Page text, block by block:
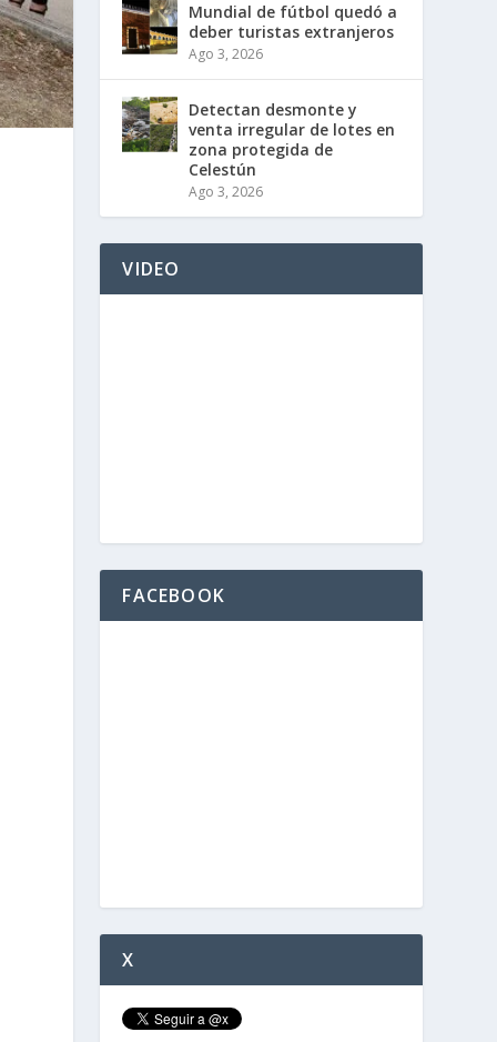
Mundial de fútbol quedó a
deber turistas extranjeros
Ago 3, 2026
Detectan desmonte y
venta irregular de lotes en
zona protegida de
Celestún
Ago 3, 2026
VIDEO
FACEBOOK
X